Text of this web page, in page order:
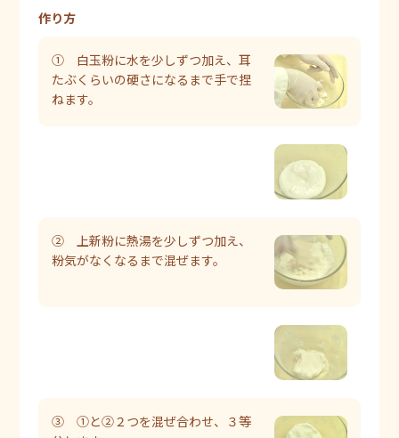
作り方
① 白玉粉に水を少しずつ加え、耳
たぶくらいの硬さになるまで手で捏
ねます。
② 上新粉に熱湯を少しずつ加え、
粉気がなくなるまで混ぜます。
③ ①と②２つを混ぜ合わせ、３等